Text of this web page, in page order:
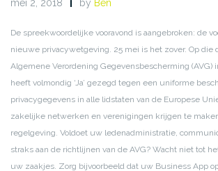
mei 2, 2018 by Ben
De spreekwoordelijke vooravond is aangebroken: de
nieuwe privacywetgeving. 25 mei is het zover. Op die
Algemene Verordening Gegevensbescherming (AVG)
heeft volmondig ‘Ja’ gezegd tegen een uniforme
privacygegevens in alle lidstaten van de Europese
zakelijke netwerken en verenigingen krijgen te
regelgeving. Voldoet uw ledenadministratie,
straks aan de richtlijnen van de AVG? Wacht niet tot
uw zaakjes. Zorg bijvoorbeeld dat uw Business App